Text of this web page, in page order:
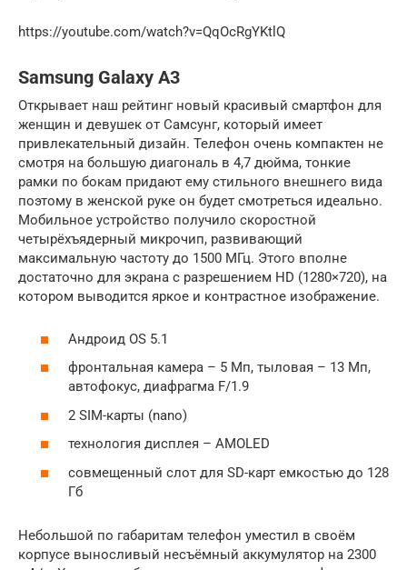
https://youtube.com/watch?v=QqOcRgYKtlQ
Samsung Galaxy A3
Открывает наш рейтинг новый красивый смартфон для
женщин и девушек от Самсунг, который имеет
привлекательный дизайн. Телефон очень компактен не
смотря на большую диагональ в 4,7 дюйма, тонкие
рамки по бокам придают ему стильного внешнего вида
поэтому в женской руке он будет смотреться идеально.
Мобильное устройство получило скоростной
четырёхъядерный микрочип, развивающий
максимальную частоту до 1500 МГц. Этого вполне
достаточно для экрана с разрешением HD (1280×720), на
котором выводится яркое и контрастное изображение.
Андроид OS 5.1
фронтальная камера – 5 Мп, тыловая – 13 Мп,
автофокус, диафрагма F/1.9
2 SIM-карты (nano)
технология дисплея – AMOLED
совмещенный слот для SD-карт емкостью до 128
Гб
Небольшой по габаритам телефон уместил в своём
корпусе выносливый несъёмный аккумулятор на 2300